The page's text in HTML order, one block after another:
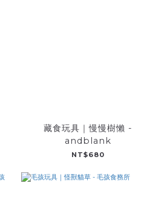
藏食玩具｜慢慢樹懶 -
andblank
NT$680